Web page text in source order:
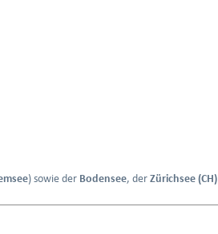
) sowie der Bodensee, der Zürichsee (CH)